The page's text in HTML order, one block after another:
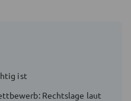
ist
Rechtslage laut